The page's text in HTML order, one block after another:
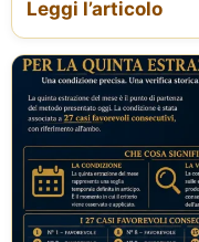
Leggi l’articolo